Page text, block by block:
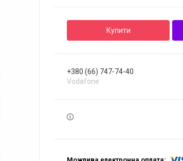
Купити
+380 (66) 747-74-40
Vodafone